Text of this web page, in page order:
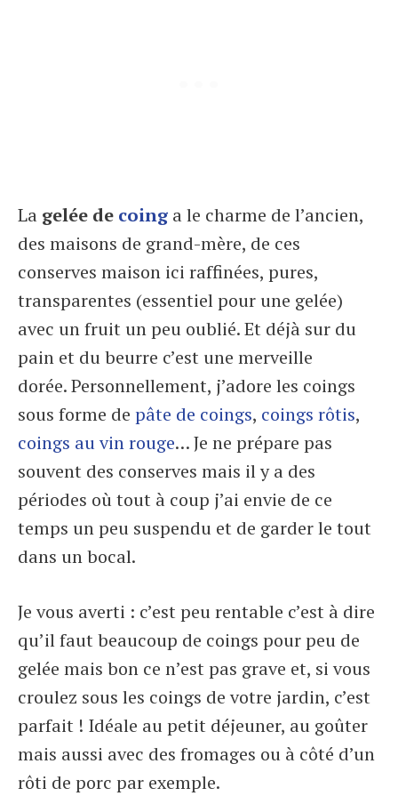
La gelée de coing a le charme de l’ancien,
des maisons de grand-mère, de ces
conserves maison ici raffinées, pures,
transparentes (essentiel pour une gelée)
avec un fruit un peu oublié. Et déjà sur du
pain et du beurre c’est une merveille
dorée. Personnellement, j’adore les coings
sous forme de pâte de coings, coings rôtis,
coings au vin rouge… Je ne prépare pas
souvent des conserves mais il y a des
périodes où tout à coup j’ai envie de ce
temps un peu suspendu et de garder le tout
dans un bocal.
Je vous averti : c’est peu rentable c’est à dire
qu’il faut beaucoup de coings pour peu de
gelée mais bon ce n’est pas grave et, si vous
croulez sous les coings de votre jardin, c’est
parfait ! Idéale au petit déjeuner, au goûter
mais aussi avec des fromages ou à côté d’un
rôti de porc par exemple.